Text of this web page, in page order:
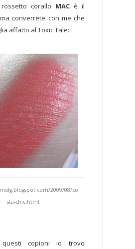
corallo MACè il
ma converrete con me che
affatto al Toxic Tale:
2009/08/co
sta-chic.html
copioni io trovo